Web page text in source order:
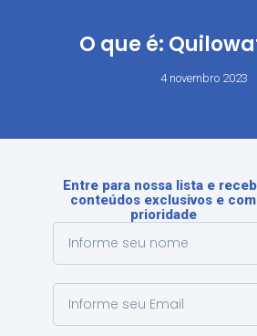
O que é:
4 novembro 2023
Entre para nossa lista e
conteúdos exclusivos e com
prioridade